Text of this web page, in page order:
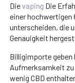
Dievaping Die
einer hochwertigen
unterscheiden, die
Genauigkeit
Billigimporte geben
Aufmerksamkeit zu
wenig CBD